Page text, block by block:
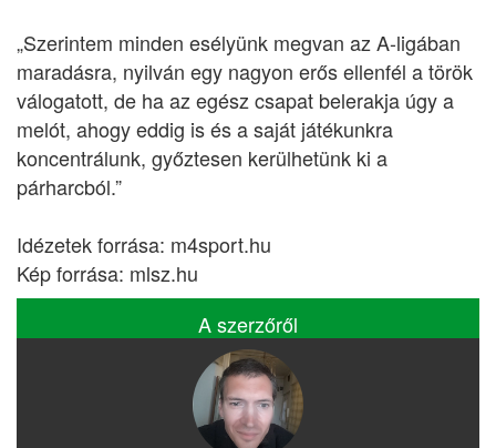
„Szerintem minden esélyünk megvan az A-ligában
maradásra, nyilván egy nagyon erős ellenfél a török
válogatott, de ha az egész csapat belerakja úgy a
melót, ahogy eddig is és a saját játékunkra
koncentrálunk, győztesen kerülhetünk ki a
párharcból.”
Idézetek forrása: m4sport.hu
Kép forrása: mlsz.hu
A szerzőről